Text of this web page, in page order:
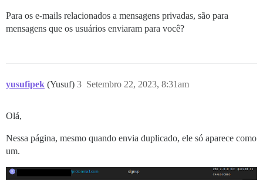
Para os e-mails relacionados a mensagens privadas, são para
mensagens que os usuários enviaram para você?
yusufipek (Yusuf) Setembro 22, 2023, 8:31am
3
Olá,
Nessa página, mesmo quando envia duplicado, ele só aparece como
um.